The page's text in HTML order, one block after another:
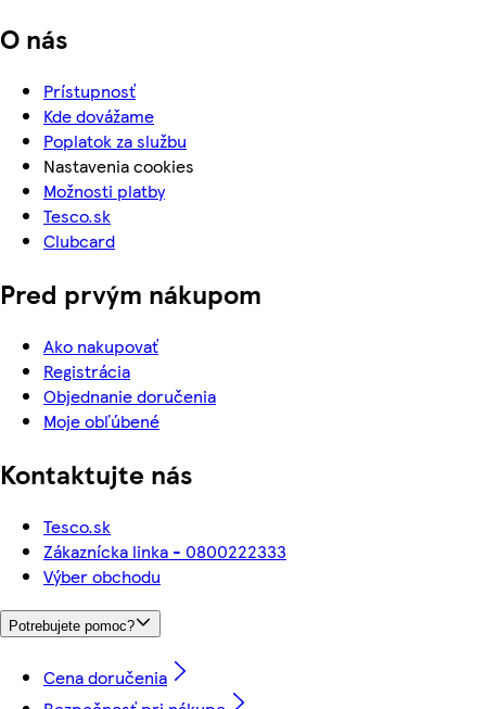
O nás
Prístupnosť
Kde dovážame
Poplatok za službu
Nastavenia cookies
Možnosti platby
Tesco.sk
Clubcard
Pred prvým nákupom
Ako nakupovať
Registrácia
Objednanie doručenia
Moje obľúbené
Kontaktujte nás
Tesco.sk
Zákaznícka linka - 0800222333
Výber obchodu
Potrebujete pomoc?
Cena doručenia